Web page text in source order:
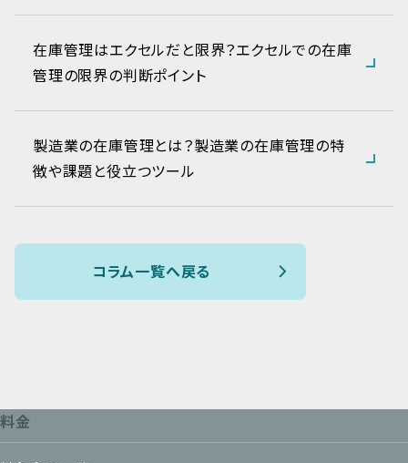
在庫管理はエクセルだと限界？エクセルでの在庫
管理の限界の判断ポイント
製造業の在庫管理とは？製造業の在庫管理の特
徴や課題と役立つツール
コラム一覧へ戻る
料金